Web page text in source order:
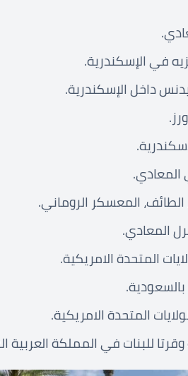
في الإسكندرية.
داخل الإسكندرية.
المعادي.
المعسكر الروماني.
المعادي.
المتحدة الامريكية.
المتحدة الامريكية.
للبنات في المملكة العربية